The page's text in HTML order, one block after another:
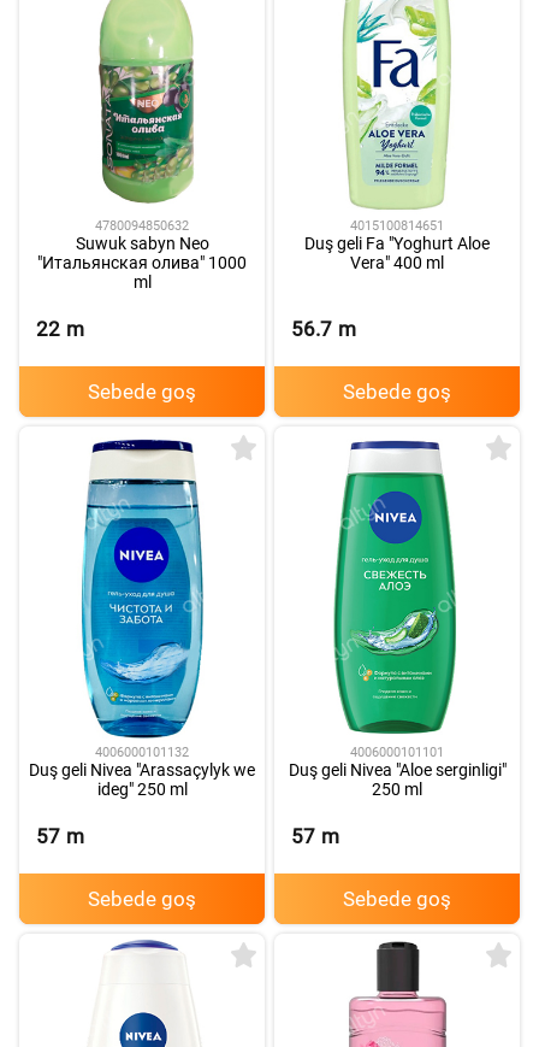
4780094850632
Suwuk sabyn Neo
"Итальянская олива" 1000
ml
22 m
Sebede goş
4015100814651
Duş geli Fa "Yoghurt Aloe
Vera" 400 ml
56.7 m
Sebede goş
4006000101132
Duş geli Nivea "Arassaçylyk we
ideg" 250 ml
57 m
Sebede goş
4006000101101
Duş geli Nivea "Aloe serginligi"
250 ml
57 m
Sebede goş